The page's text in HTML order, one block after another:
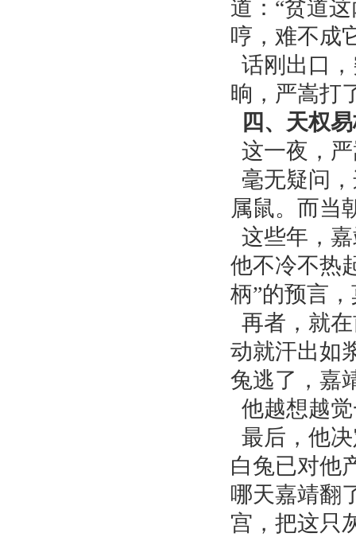
道：“贫道
哼，难不成
话刚出口
晌，严嵩打
四、天权
这一夜，
毫无疑问
属鼠。而当
这些年，
他不冷不热
柄”的预言
再者，就
动就汗出如
兔逃了，嘉
他越想越
最后，他
白兔已对他
哪天嘉靖翻
宫，把这只